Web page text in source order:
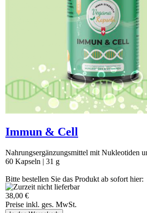
Immun & Cell
Nahrungsergänzungsmittel mit Nukleotiden
60 Kapseln | 31 g
Bitte bestellen Sie das Produkt ab sofort hier:
https://vegananatura.ch/thuja.
38,00 €
Preise inkl. ges. MwSt.